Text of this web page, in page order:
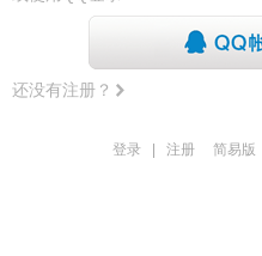
还没有注册？
登录 注册 简易版